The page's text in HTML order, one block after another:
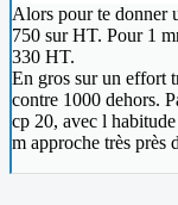
Alors pour te donner
750 sur HT. Pour 1
330 HT.
En gros sur un effort
contre 1000 dehors.
cp 20, avec l
m approche très près